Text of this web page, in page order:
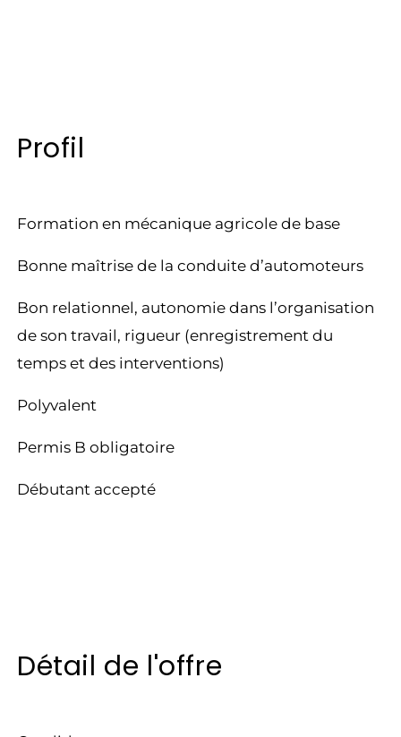
Profil
Formation en mécanique agricole de base
Bonne maîtrise de la conduite d’automoteurs
Bon relationnel, autonomie dans l’organisation
de son travail, rigueur (enregistrement du
temps et des interventions)
Polyvalent
Permis B obligatoire
Débutant accepté
Détail de l'offre